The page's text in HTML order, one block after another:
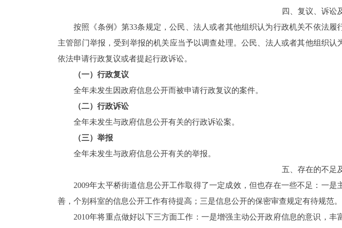
四、复议、诉讼
按照《条例》第33条规定，公民、法人或者其他组织认为行政机关不依法
主管部门举报，受到举报的机关应当予以调查处理。公民、法人或者其他组织
依法申请行政复议或者提起行政诉讼。
（一）行政复议
全年未发生因政府信息公开而被申请行政复议的案件。
（二）行政诉讼
全年未发生与政府信息公开有关的行政诉讼案。
（三）举报
全年未发生与政府信息公开有关的举报。
五、存在的不足
2009年太平桥街道信息公开工作取得了一定成效，但也存在一些不足：一
善，个别科室的信息公开工作有待提高；三是信息公开的保密审查规定有待规范。
2010年将重点做好以下三方面工作：一是增强主动公开政府信息的意识，